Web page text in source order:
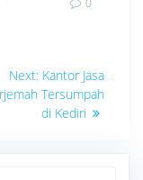
0
Next: Next
post:
Kantor Jasa
Tersumpah
di Kediri